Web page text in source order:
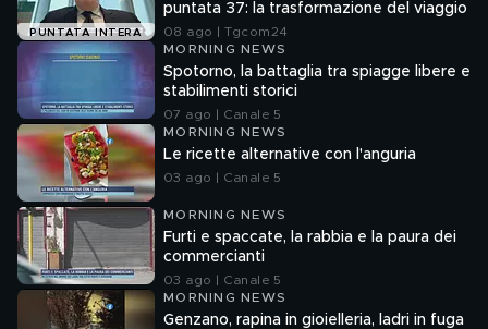
PUNTATA INTERA
puntata 37: la trasformazione del viaggio
08 ago | Tgcom24
MORNING NEWS
Spotorno, la battaglia tra spiagge libere e
stabilimenti storici
07 ago | Canale 5
MORNING NEWS
Le ricette alternative con l'anguria
03 ago | Canale 5
MORNING NEWS
Furti e spaccate, la rabbia e la paura dei
commercianti
03 ago | Canale 5
MORNING NEWS
Genzano, rapina in gioielleria, ladri in fuga